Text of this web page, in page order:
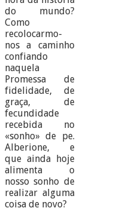
do mundo?
Como
recolocarmo-
nos a caminho
confiando
naquela
Promessa de
fidelidade, de
graça, de
fecundidade
recebida no
«sonho» de pe.
Alberione, e
que ainda hoje
alimenta o
nosso sonho de
realizar alguma
coisa de novo?